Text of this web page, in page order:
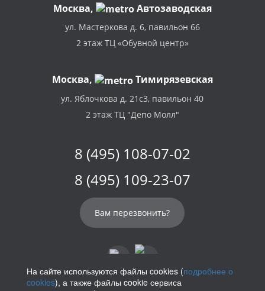
Москва, Автозаводская
ул. Мастеркова д. 6, павильон 66
2 этаж ТЦ «Обувной центр»
Москва, Тимирязевская
ул. Яблочкова д. 21с3, павильон 40
2 этаж ТЦ "Депо Молл"
8 (495) 108-07-02
8 (495) 109-23-07
Вам перезвонить?
На сайте используются файлы cookies (подробнее о
cookies), а также файлы cookie сервиса